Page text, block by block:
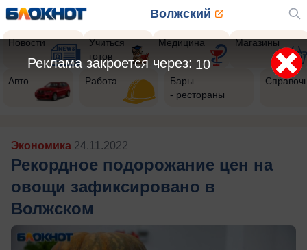
Волжский
Новости
Учиться
готов
Медицина Магазины
Авто Работа
Бары
- рестораны
Экономика 24.11.2022
Рекордное подорожание цен на
овощи зафиксировано в
Волжском
8
Реклама закроется через: